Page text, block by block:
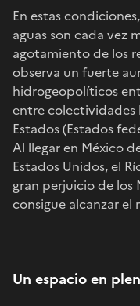
En estas
aguas son cada vez
agotamiento de los
observa un fuerte
hidrogeopolíticos
entre colectividades
Estados (Estados
Al llegar en México
Estados Unidos, el
gran perjuicio de los
consigue alcanzar el
Un espacio en